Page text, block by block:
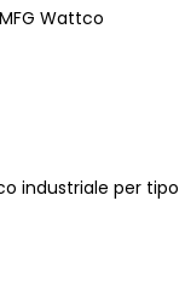
Wattco
industriale per tipo